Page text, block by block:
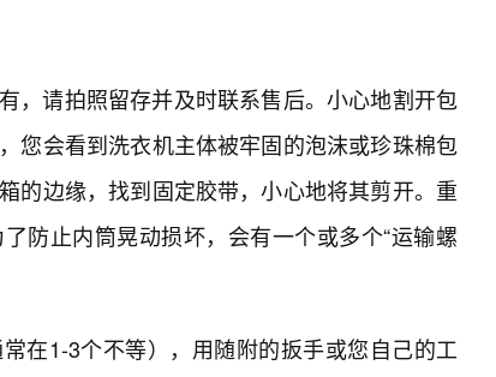
，请拍照留存并及时联系售后。小心地割开包
您会看到洗衣机主体被牢固的泡沫或珍珠棉包
的边缘，找到固定胶带，小心地将其剪开。重
防止内筒晃动损坏，会有一个或多个“运输螺
在1-3个不等），用随附的扳手或您自己的工